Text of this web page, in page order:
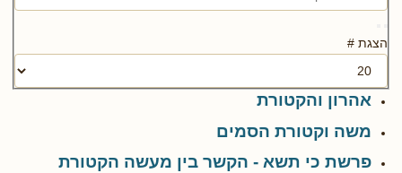
הצגת #
אהרון והקטורת
משה וקטורת הסמים
פרשת כי תשא - הקשר בין מעשה הקטורת